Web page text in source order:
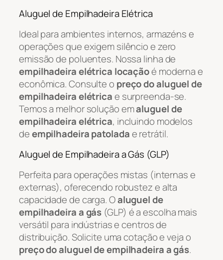
Aluguel de Empilhadeira Elétrica
Ideal para ambientes internos, armazéns e
operações que exigem silêncio e zero
emissão de poluentes. Nossa linha de
empilhadeira elétrica locaçãoé moderna e
econômica. Consulte o preço do aluguel de
empilhadeira elétricae surpreenda-se.
Temos a melhor solução emaluguel de
empilhadeira elétrica, incluindo modelos
deempilhadeira patoladae retrátil.
Aluguel de Empilhadeira a Gás (GLP)
Perfeita para operações mistas (internas e
externas), oferecendo robustez e alta
capacidade de carga. Oaluguel de
empilhadeira a gás (GLP) é a escolha mais
versátil para indústrias e centros de
distribuição. Solicite uma cotação e veja o
preço do aluguel de empilhadeira a gás.